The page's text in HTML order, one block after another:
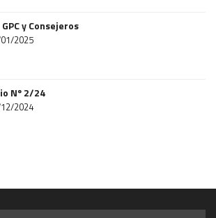
y Consejeros
2025
Nº 2/24
2024